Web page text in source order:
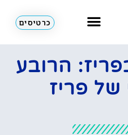
כרטיסים
2 בפריז: הרובע
של פריז